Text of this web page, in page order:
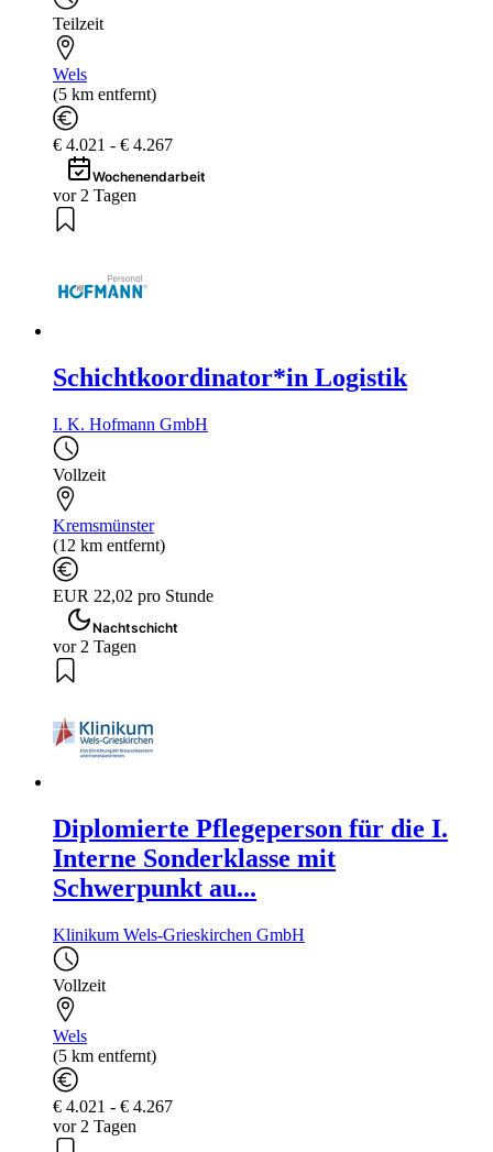
Teilzeit
Wels
(5 km entfernt)
€ 4.021 - € 4.267
Wochenendarbeit
vor 2 Tagen
Schichtkoordinator*in Logistik
I. K. Hofmann GmbH
Vollzeit
Kremsmünster
(12 km entfernt)
EUR 22,02 pro Stunde
Nachtschicht
vor 2 Tagen
Diplomierte Pflegeperson für die I.
Interne Sonderklasse mit
Schwerpunkt au...
Klinikum Wels-Grieskirchen GmbH
Vollzeit
Wels
(5 km entfernt)
€ 4.021 - € 4.267
vor 2 Tagen